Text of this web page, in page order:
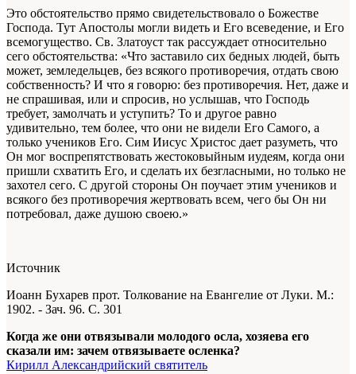
Это обстоятельство прямо свидетельствовало о Божестве
Господа. Тут Апостолы могли видеть и Его всеведение, и Его
всемогущество. Св. Златоуст так рассуждает относительно
сего обстоятельства: «Что заставило сих бедных людей, быть
может, земледельцев, без всякого противоречия, отдать свою
собственность? И что я говорю: без противоречия. Нет, даже и
не спрашивая, или и спросив, но услышав, что Господь
требует, замолчать и уступить? То и другое равно
удивительно, тем более, что они не видели Его Самого, а
только учеников Его. Сим Иисус Христос дает разуметь, что
Он мог воспрепятствовать жестоковыйным иудеям, когда они
пришли схватить Его, и сделать их безгласными, но только не
захотел сего. С другой стороны Он поучает этим учеников и
всякого без противоречия жертвовать всем, чего бы Он ни
потребовал, даже душою своею.»
Источник
Иоанн Бухарев прот. Толкование на Евангелие от Луки. М.:
1902. - Зач. 96. С. 301
Когда же они отвязывали молодого осла, хозяева его
сказали им: зачем отвязываете осленка?
Кирилл Александрийский святитель